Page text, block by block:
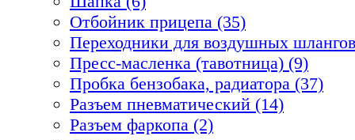
Отбойник прицепа (35)
Переходники для воздушных
Пресс-масленка (тавотница) (9)
Пробка бензобака, радиатора (37)
Разъем пневматический (14)
Разъем фаркопа (2)